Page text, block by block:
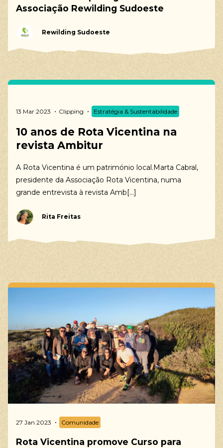
Associação Rewilding Sudoeste
Rewilding Sudoeste
13 Mar 2023 Clipping Estratégia & Sustentabilidade
10 anos de Rota Vicentina na
revista Ambitur
A Rota Vicentina é um património local.Marta Cabral,
presidente da Associação Rota Vicentina, numa
grande entrevista à revista Amb[...]
Rita Freitas
27 Jan 2023 Comunidade
Rota Vicentina promove Curso para
Trilhos Pedestres, Trilho dos Pescadores, Caminho
Histórico, Percursos Circulares, Percursos de
Bicicleta, BTT, Cicloturismo, Gravel, Voluntariado,